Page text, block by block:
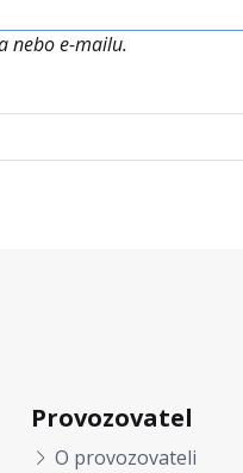
nebo e-mailu.
Provozovatel
O provozovateli